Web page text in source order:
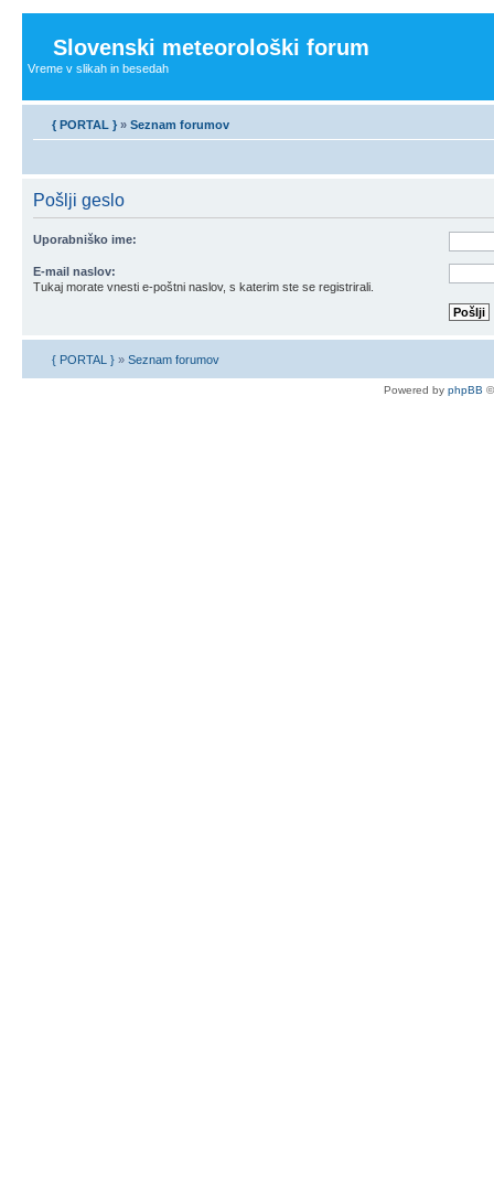
Slovenski meteorološki forum
Vreme v slikah in besedah
{ PORTAL } » Seznam forumov
Pošlji geslo
Uporabniško ime:
E-mail naslov:
Tukaj morate vnesti e-poštni naslov, s katerim ste se registrirali.
{ PORTAL } » Seznam forumov
Powered by phpBB